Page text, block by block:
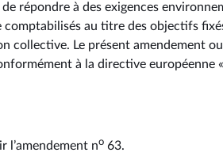
répondre à des exigences
au titre des objectifs
collective. Le présent amendement
à la directive européenne
l’amendement no 63.